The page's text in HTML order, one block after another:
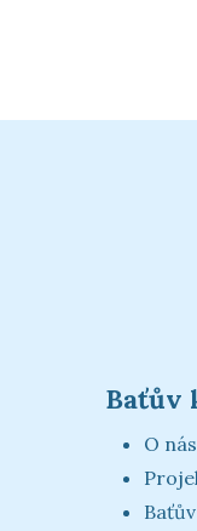
Baťův
O nás